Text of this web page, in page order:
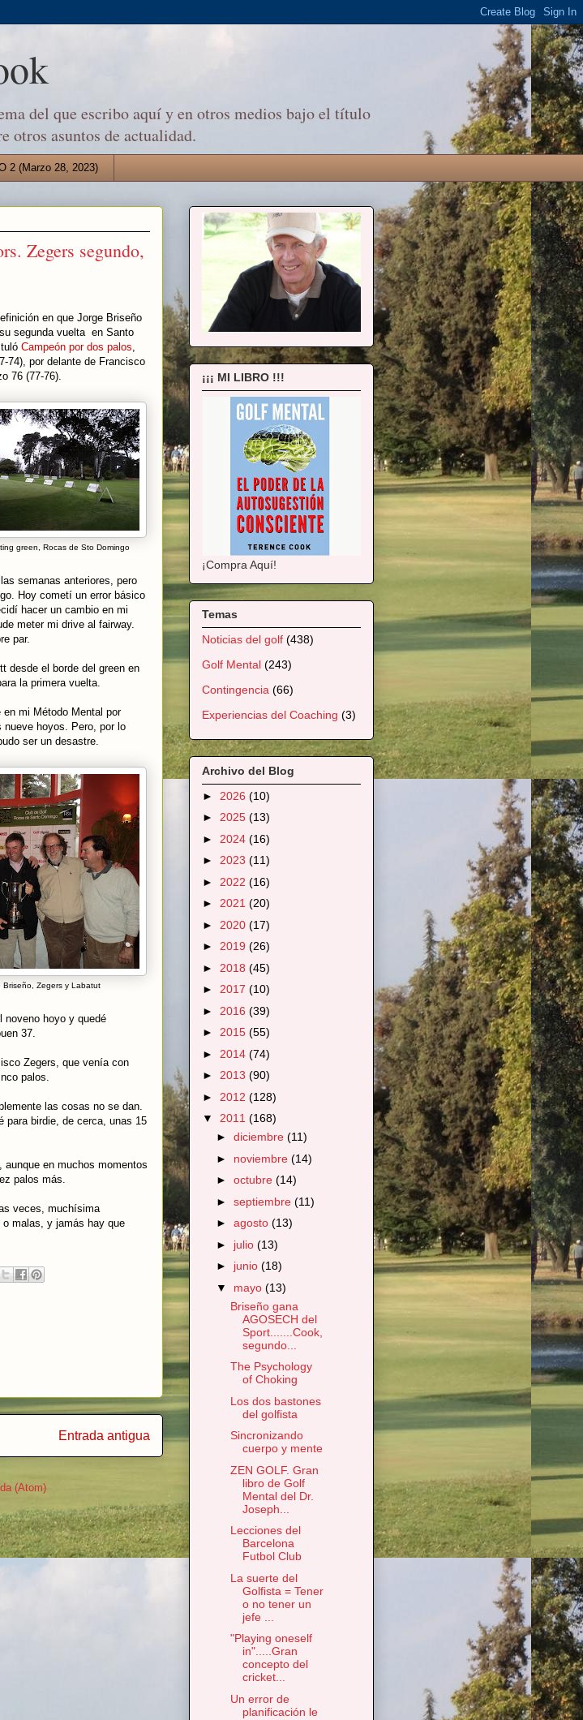
del que escribo aquí y en otros medios bajo el título
otros asuntos de actualidad.
2 (Marzo 28, 2023)
Zegers segundo,
en que Jorge Briseño
segunda vuelta en Santo
Campeón por dos palos
74), por delante de Francisco
76 (77-76).
green, Rocas de Sto Domingo
semanas anteriores, pero
Hoy cometí un error básico
hacer un cambio en mi
meter mi drive al fairway.
par.
desde el borde del green en
la primera vuelta.
mi Método Mental por
hoyos. Pero, por lo
ser un desastre.
Briseño, Zegers y Labatut
noveno hoyo y quedé
37.
Zegers, que venía con
palos.
las cosas no se dan.
para birdie, de cerca, unas 15
en muchos momentos
palos más.
veces, muchísima
malas, y jamás hay que
Entrada antigua
(Atom)
¡¡¡ MI LIBRO !!!
¡Compra Aquí!
Temas
Noticias del golf (438)
Golf Mental (243)
Contingencia (66)
Experiencias del Coaching (3)
Archivo del Blog
► 2026 (10)
► 2025 (13)
► 2024 (16)
► 2023 (11)
► 2022 (16)
► 2021 (20)
► 2020 (17)
► 2019 (26)
► 2018 (45)
► 2017 (10)
► 2016 (39)
► 2015 (55)
► 2014 (74)
► 2013 (90)
► 2012 (128)
▼ 2011 (168)
► diciembre (11)
► noviembre (14)
► octubre (14)
► septiembre (11)
► agosto (13)
► julio (13)
► junio (18)
▼ mayo (13)
Briseño gana
AGOSECH del
Sport.......Cook,
segundo...
The Psychology
of Choking
Los dos bastones
del golfista
Sincronizando
cuerpo y mente
ZEN GOLF. Gran
libro de Golf
Mental del Dr.
Joseph...
Lecciones del
Barcelona
Futbol Club
La suerte del
Golfista = Tener
o no tener un
jefe ...
"Playing oneself
in".....Gran
concepto del
cricket...
Un error de
planificación le